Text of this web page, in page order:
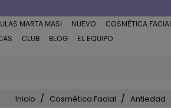
MARTA MASI NUEVO COSMÉTICA FACIAL
CLUB BLOG EL EQUIPO
Inicio Cosmética Facial Antiedad